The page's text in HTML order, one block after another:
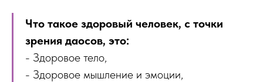
Что такое здоровый человек, с точки
зрения даосов, это:
- Здоровое тело,
- Здоровое мышление и эмоции,